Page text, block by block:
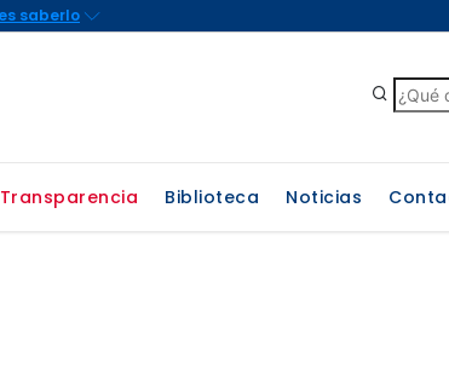
Transparencia Biblioteca Noticias